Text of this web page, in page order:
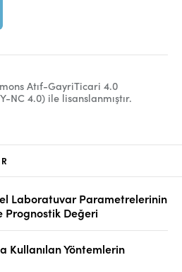
Laboratuvar Parametrelerinin
Prognostik Değeri
Kullanılan Yöntemlerin
Atıf-GayriTicari 4.0
NC 4.0) ile lisanslanmıştır.